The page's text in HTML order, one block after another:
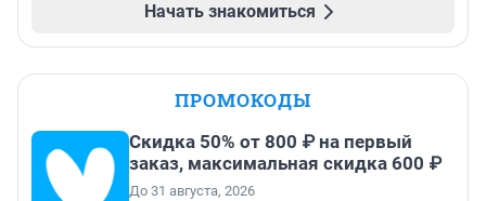
Начать знакомиться
ПРОМОКОДЫ
Скидка 50% от 800 ₽ на первый
заказ, максимальная скидка 600 ₽
До 31 августа, 2026